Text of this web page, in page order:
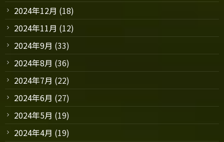
2024年12月 (18)
2024年11月 (12)
2024年9月 (33)
2024年8月 (36)
2024年7月 (22)
2024年6月 (27)
2024年5月 (19)
2024年4月 (19)